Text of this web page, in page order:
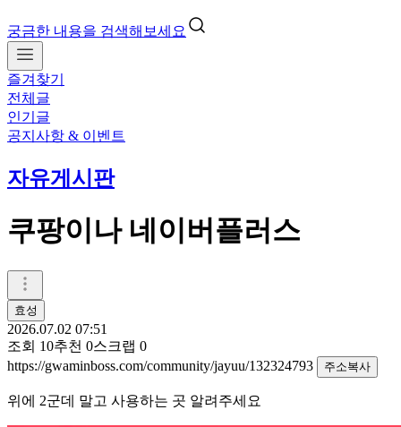
궁금한 내용을 검색해보세요
즐겨찾기
전체글
인기글
공지사항 & 이벤트
자유게시판
쿠팡이나 네이버플러스
효성
2026.07.02 07:51
조회 10추천 0스크랩 0
https://gwaminboss.com/community/jayuu/132324793
주소복사
위에 2군데 말고 사용하는 곳 알려주세요